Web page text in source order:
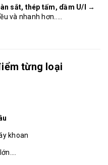
sắt, thép tấm, dầm U/I
→
và nhanh hơn.....
từng loại
khoan